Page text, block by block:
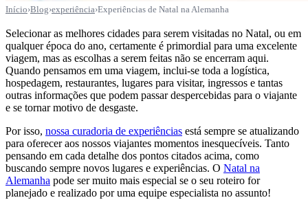
Início›Blog›experiência›Experiências de Natal na Alemanha
Selecionar as melhores cidades para serem visitadas no Natal, ou em
qualquer época do ano, certamente é primordial para uma excelente
viagem, mas as escolhas a serem feitas não se encerram aqui.
Quando pensamos em uma viagem, inclui-se toda a logística,
hospedagem, restaurantes, lugares para visitar, ingressos e tantas
outras informações que podem passar despercebidas para o viajante
e se tornar motivo de desgaste.
Por isso, nossa curadoria de experiências está sempre se atualizando
para oferecer aos nossos viajantes momentos inesquecíveis. Tanto
pensando em cada detalhe dos pontos citados acima, como
buscando sempre novos lugares e experiências. O Natal na
Alemanha pode ser muito mais especial se o seu roteiro for
planejado e realizado por uma equipe especialista no assunto!